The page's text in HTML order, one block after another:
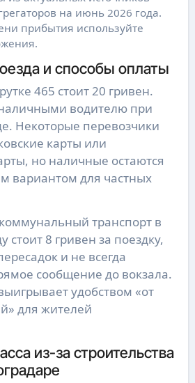
на июнь 2026 года.
прибытия используйте
и способы оплаты
465 стоит 20 гривен.
водителю при
Некоторые перевозчики
карты или
но наличные остаются
вариантом для частных
транспорт в
стоит 8 гривен за поездку,
и не всегда
сообщение до вокзала.
удобством «от
для жителей
из-за строительства